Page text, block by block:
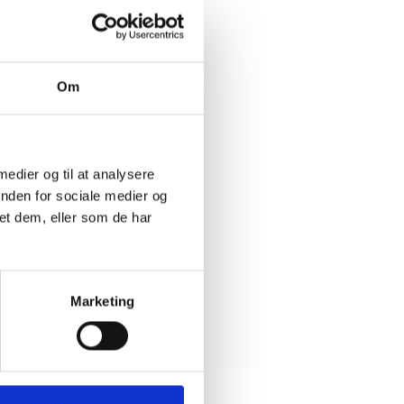
Om
og til at analysere
for sociale medier og
dem, eller som de har
Marketing
og
at
der